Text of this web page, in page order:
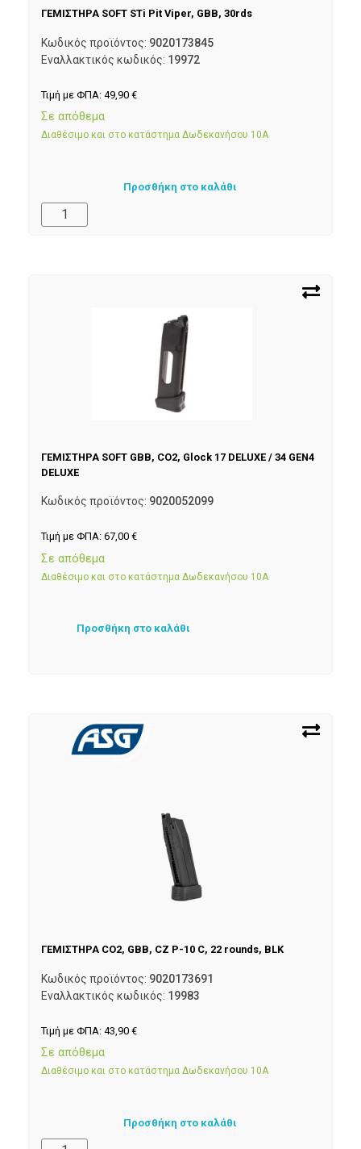
ΓΕΜΙΣΤΗΡΑ SOFT STi Pit Viper, GBB, 30rds
Κωδικός προϊόντος: 9020173845
Εναλλακτικός κωδικός: 19972
Τιμή με ΦΠΑ: 49,90 €
Σε απόθεμα
Διαθέσιμο και στο κατάστημα Δωδεκανήσου 10Α
Προσθήκη στο καλάθι
ΓΕΜΙΣΤΗΡΑ SOFT GBB, CO2, Glock 17 DELUXE / 34 GEN4
DELUXE
Κωδικός προϊόντος: 9020052099
Τιμή με ΦΠΑ: 67,00 €
Σε απόθεμα
Διαθέσιμο και στο κατάστημα Δωδεκανήσου 10Α
Προσθήκη στο καλάθι
ΓΕΜΙΣΤΗΡΑ CO2, GBB, CZ P-10 C, 22 rounds, BLK
Κωδικός προϊόντος: 9020173691
Εναλλακτικός κωδικός: 19983
Τιμή με ΦΠΑ: 43,90 €
Σε απόθεμα
Διαθέσιμο και στο κατάστημα Δωδεκανήσου 10Α
Προσθήκη στο καλάθι